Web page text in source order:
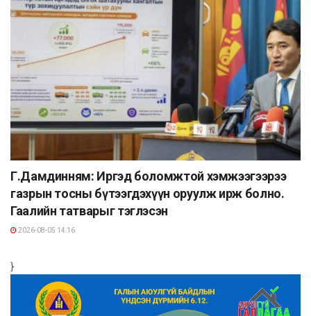
Г.Дамдинням: Иргэд боломжтой хэмжээгээрээ
газрын тосны бүтээгдэхүүн оруулж ирж болно.
Гаалийн татварыг тэглэсэн
2026-08-05 14:16
}